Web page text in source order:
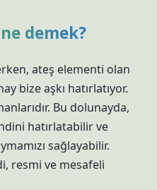
demek?
ateş elementi olan
bize aşkı hatırlatıyor.
Bu dolunayda,
hatırlatabilir ve
sağlayabilir.
resmi ve mesafeli